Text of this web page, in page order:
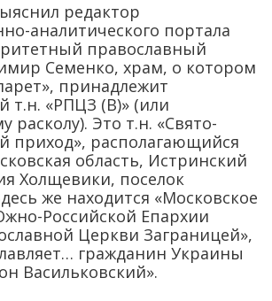
редактор
аналитического портала
православный
Семенко, храм, о котором
принадлежит
т.н. «РПЦЗ (В)» (или
расколу). Это т.н. «Свято-
приход», располагающийся
область, Истринский
Холщевики, поселок
же находится «Московское
Российской Епархии
Церкви Заграницей»,
гражданин Украины
Васильковский».